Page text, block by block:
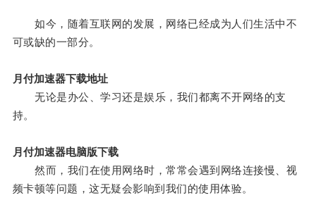
如今，随着互联网的发展，网络已经成为人们生活中不
可或缺的一部分。
月付加速器下载地址
无论是办公、学习还是娱乐，我们都离不开网络的支
持。
月付加速器电脑版下载
然而，我们在使用网络时，常常会遇到网络连接慢、视
频卡顿等问题，这无疑会影响到我们的使用体验。